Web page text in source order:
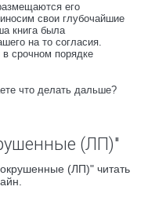
его
свои глубочайшие
книга была
на то согласия.
срочном порядке
что делать дальше?
(ЛП)"
(ЛП)" читать